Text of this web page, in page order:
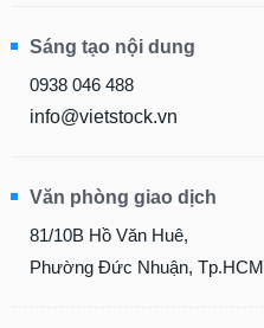
Sáng tạo nội dung
0938 046 488
info@vietstock.vn
Văn phòng giao dịch
81/10B Hồ Văn Huê,
Phường Đức Nhuận, Tp.HCM